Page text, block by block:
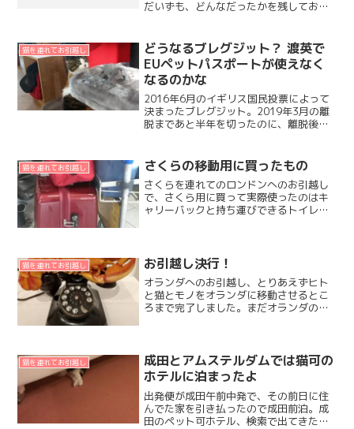
だいずも、どんなだったかを残しておこ
ったよ、てのをまとめてみたよ。Dec 29
オットのビザ申請...
猫を連れてお引越し
どうなるブレグジット？ 渡英で
EUペットパスポートが使えなく
なるのかな
2016年6月のイギリス国民投票によって
決まったブレグジット。2019年3月の離
脱まであと半年を切ったのに、離脱後の
まってからずっと、だいず的にいちばん
気になっている...
猫を連れてお引越し さくらの移動用に買ったもの
さくらを連れてのロンドンへのお引越し
で、さくら用に買って実際使ったのはキ
ャリーバックと持ち運びできるトイレの
ってたのを見て、だいずも...
猫を連れてお引越し お引越し決行！
オランダへのお引越し、とりあえずヒト
と猫とモノをオランダに移動させるとこ
ろまで完了しました。まだオランダのど
定。お引越しが確定したの...
猫を連れてお引越し
成田とアムステルダムでは猫可の
ホテルに泊まったよ
出発便が成田午前中発で、その前日に住
んでた家を引き払ったので成田前泊。成
田のペット可ホテル、検索で出てきたの